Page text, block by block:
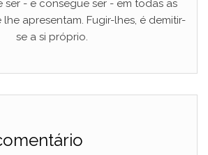
ser - e consegue ser - em todas as
apresentam. Fugir-lhes, é demitir-
se a si próprio.